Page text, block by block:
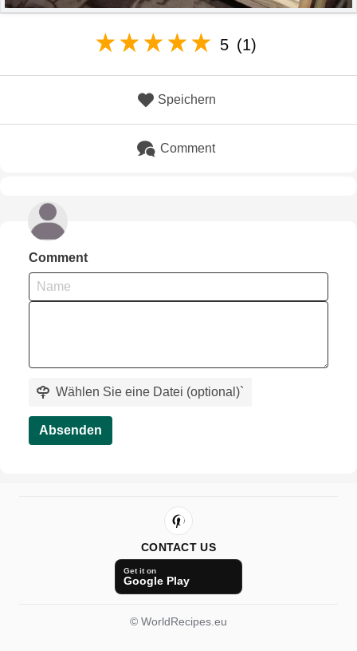
5 (1)
Speichern
Comment
Comment
Wählen Sie eine Datei (optional)`
Absenden
CONTACT US
Get it on
Google Play
© WorldRecipes.eu